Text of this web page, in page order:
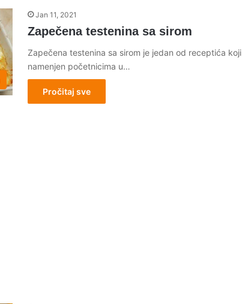
Jan 11, 2021
Zapečena testenina sa sirom
Zapečena testenina sa sirom je jedan od receptića
namenjen početnicima u…
Pročitaj sve